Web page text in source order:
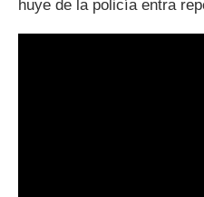
huye de la policía entra